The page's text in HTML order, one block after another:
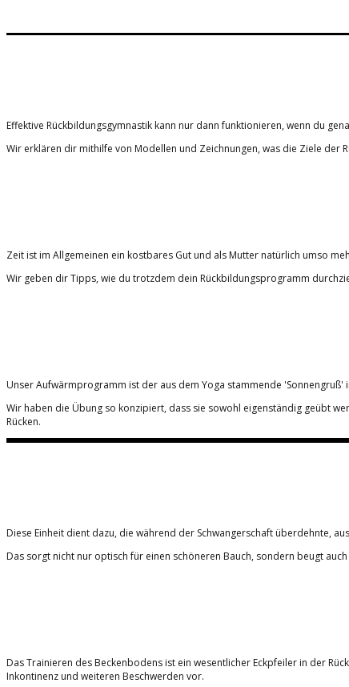
Effektive Rückbildungsgymnastik kann nur dann funktionieren, wenn du
Wir erklären dir mithilfe von Modellen und Zeichnungen, was die Ziele der
Zeit ist im Allgemeinen ein kostbares Gut und als Mutter natürlich umso
Wir geben dir Tipps, wie du trotzdem dein Rückbildungsprogramm
Unser Aufwärmprogramm ist der aus dem Yoga stammende
Wir haben die Übung so konzipiert, dass sie sowohl eigenständig geübt
Rücken.
Diese Einheit dient dazu, die während der Schwangerschaft überdehnte,
Das sorgt nicht nur optisch für einen schöneren Bauch, sondern beugt
Das Trainieren des Beckenbodens ist ein wesentlicher Eckpfeiler in der
Inkontinenz und weiteren Beschwerden vor.